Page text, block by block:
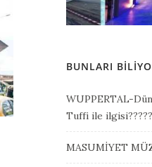
BUNLARI
WUPPERTAL-
Tuffi ile
MASUMİYET